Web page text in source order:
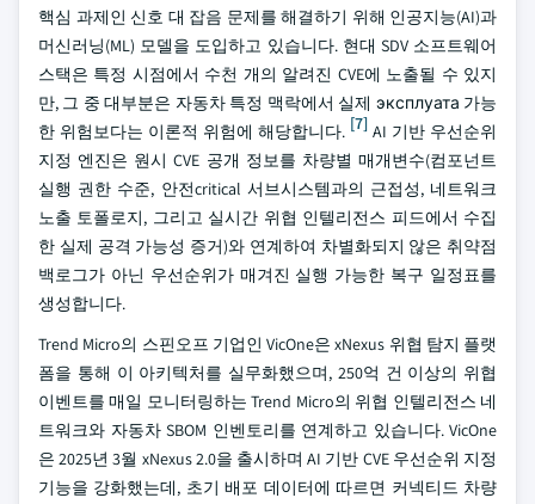
핵심 과제인 신호 대 잡음 문제를 해결하기 위해 인공지능(AI)과
머신러닝(ML) 모델을 도입하고 있습니다. 현대 SDV 소프트웨어
스택은 특정 시점에서 수천 개의 알려진 CVE에 노출될 수 있지
만, 그 중 대부분은 자동차 특정 맥락에서 실제 эксплуата 가능
한 위험보다는 이론적 위험에 해당합니다. [7] AI 기반 우선순위
지정 엔진은 원시 CVE 공개 정보를 차량별 매개변수(컴포넌트
실행 권한 수준, 안전critical 서브시스템과의 근접성, 네트워크
노출 토폴로지, 그리고 실시간 위협 인텔리전스 피드에서 수집
한 실제 공격 가능성 증거)와 연계하여 차별화되지 않은 취약점
백로그가 아닌 우선순위가 매겨진 실행 가능한 복구 일정표를
생성합니다.
Trend Micro의 스핀오프 기업인 VicOne은 xNexus 위협 탐지 플랫
폼을 통해 이 아키텍처를 실무화했으며, 250억 건 이상의 위협
이벤트를 매일 모니터링하는 Trend Micro의 위협 인텔리전스 네
트워크와 자동차 SBOM 인벤토리를 연계하고 있습니다. VicOne
은 2025년 3월 xNexus 2.0을 출시하며 AI 기반 CVE 우선순위 지정
기능을 강화했는데, 초기 배포 데이터에 따르면 커넥티드 차량